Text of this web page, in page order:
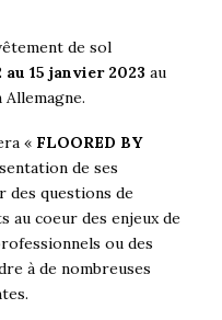
de sol
au 15 janvier 2023 au
« FLOORED BY
de ses
des questions de
au coeur des enjeux de
ou des
à de nombreuses